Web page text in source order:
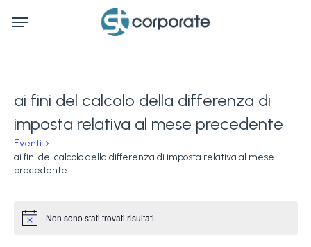
Menu
ai fini del calcolo della differenza di
imposta relativa al mese precedente
Eventi
ai fini del calcolo della differenza di imposta relativa al mese
precedente
Eventi
Notice Non sono stati trovati risultati.